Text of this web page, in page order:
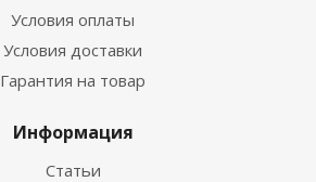
Условия оплаты
Условия доставки
Гарантия на товар
Информация
Статьи